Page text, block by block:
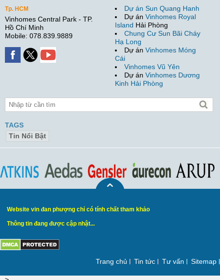
Tp. HCM
Vinhomes Central Park - TP.
Hồ Chí Minh
Mobile: 078.839.9889
Dự án Sun Quang Hanh
Dự án Vinhomes Royal
Island Hải Phòng
Chung Cư Sun Bãi Cháy
Hạ Long
Dự án Vinhomes Móng
Cái
Vinhomes Vũ Yên
Dự án Vinhomes Dương
Kinh Hải Phòng
TAGS
Tin Nổi Bật
Website vin đan phượng chỉ có tính chất tham khảo
Thông tin đang được cập nhật...
Trang chủ Tin tức Tư vấn Sitemap